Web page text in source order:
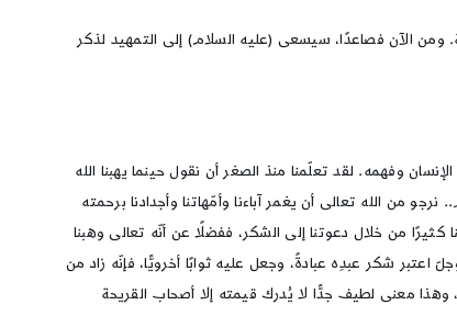
ومن الآن فصاعدًا، سيسعى (عليه السلام) إلى التمهيد لذكر
وفهمه. لقد تعلّمنا منذ الصغر أن نقول حينما يهبنا الله
من الله تعالى أن يغمر آباءنا وأمّهاتنا وأجدادنا برحمته
كثيرًا من خلال دعوتنا إلى الشكر، ففضلًا عن أنّه تعالى وهبنا
اعتبر شكر عبدِه عبادةً، وجعل عليه ثوابًا أخرويًّا، فإنّه زاد من
وهذا معنى لطيف جدًّا لا يُدرك قيمته إلا أصحاب القريحة